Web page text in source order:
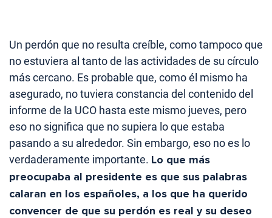
Un perdón que no resulta creíble, como tampoco que
no estuviera al tanto de las actividades de su círculo
más cercano. Es probable que, como él mismo ha
asegurado, no tuviera constancia del contenido del
informe de la UCO hasta este mismo jueves, pero
eso no significa que no supiera lo que estaba
pasando a su alrededor. Sin embargo, eso no es lo
verdaderamente importante. Lo que más
preocupaba al presidente es que sus palabras
calaran en los españoles, a los que ha querido
convencer de que su perdón es real y su deseo